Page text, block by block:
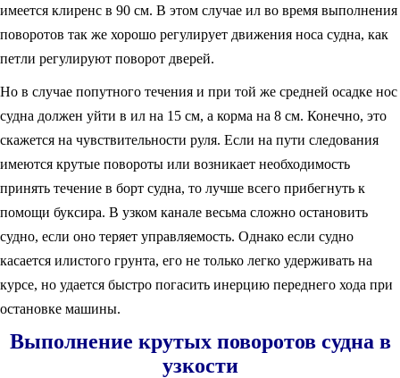
имеется клиренс в 90 см. В этом случае ил во время выполнения
поворотов так же хорошо регулирует движения носа судна, как
петли регулируют поворот дверей.
Но в случае попутного течения и при той же средней осадке нос
судна должен уйти в ил на 15 см, а корма на 8 см. Конечно, это
скажется на чувствительности руля. Если на пути следования
имеются крутые повороты или возникает необходимость
принять течение в борт судна, то лучше всего прибегнуть к
помощи буксира. В узком канале весьма сложно остановить
судно, если оно теряет управляемость. Однако если судно
касается илистого грунта, его не только легко удерживать на
курсе, но удается быстро погасить инерцию переднего хода при
остановке машины.
Выполнение крутых поворотов судна в
узкости